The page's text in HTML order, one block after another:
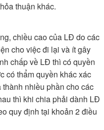
thuận khác.
chiều cao của LĐ do các
cho việc đi lại và ít gây
chấp về LĐ thì có quyền
có thẩm quyền khác xác
nhiều phần cho các
thì khi chia phải dành LĐ
quy định tại khoản 2 điều